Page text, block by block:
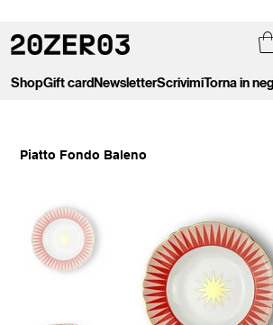
ShopGift cardNewsletterScrivimiTorna in
Piatto Fondo Baleno